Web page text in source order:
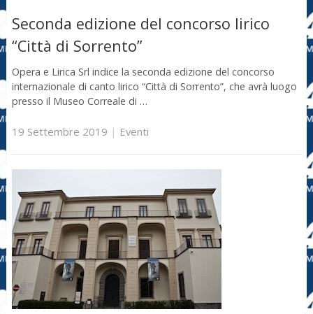
Seconda edizione del concorso lirico
“Città di Sorrento”
Opera e Lirica Srl indice la seconda edizione del concorso
internazionale di canto lirico “Città di Sorrento”, che avrà luogo
presso il Museo Correale di …
19 Settembre 2019 | Eventi